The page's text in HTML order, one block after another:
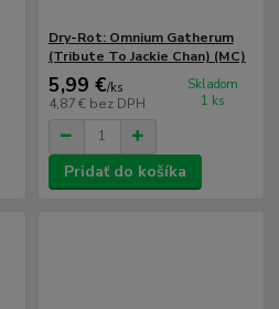
Dry-Rot: Omnium Gatherum
(Tribute To Jackie Chan) (MC)
5,99 €/ks
4,87 € bez DPH
Skladom
1 ks
Pridať do košíka